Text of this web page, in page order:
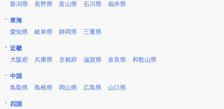
新潟県
長野県 富山県 石川県 福井県
東海
愛知県
岐阜県 静岡県 三重県
近畿
大阪府
兵庫県 京都府 滋賀県 奈良県 和歌山県
中国
鳥取県
島根県 岡山県 広島県 山口県
四国